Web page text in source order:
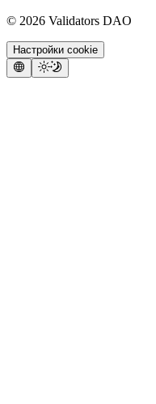
© 2026 Validators DAO
Настройки cookie